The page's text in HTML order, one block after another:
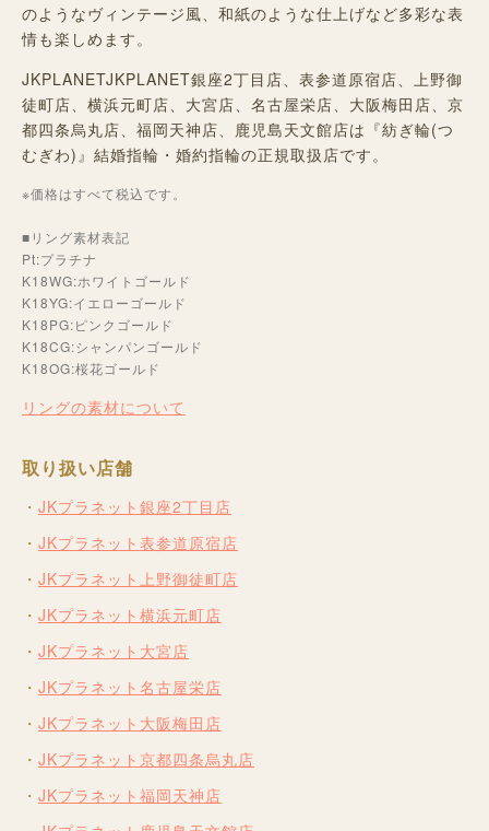
のようなヴィンテージ風、和紙のような仕上げなど多彩な表
情も楽しめます。
JKPLANETJKPLANET銀座2丁目店、表参道原宿店、上野御
徒町店、横浜元町店、大宮店、名古屋栄店、大阪梅田店、京
都四条烏丸店、福岡天神店、鹿児島天文館店は『紡ぎ輪(つ
むぎわ)』結婚指輪・婚約指輪の正規取扱店です。
※価格はすべて税込です。
■リング素材表記
Pt:プラチナ
K18WG:ホワイトゴールド
K18YG:イエローゴールド
K18PG:ピンクゴールド
K18CG:シャンパンゴールド
K18OG:桜花ゴールド
リングの素材について
取り扱い店舗
JKプラネット銀座2丁目店
JKプラネット表参道原宿店
JKプラネット上野御徒町店
JKプラネット横浜元町店
JKプラネット大宮店
JKプラネット名古屋栄店
JKプラネット大阪梅田店
JKプラネット京都四条烏丸店
JKプラネット福岡天神店